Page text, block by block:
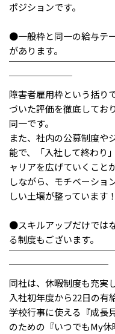
ポジションです。
●一般枠と同一の給与テ
があります。
￣￣￣￣￣￣￣￣￣￣￣
￣￣￣￣￣￣￣
障害者雇用枠という括り
づいた評価を徹底してお
同一です。
また、社内の公募制度や
能で、「入社して終わり
ャリアを広げていくこと
しながら、モチベーショ
しい土壌が整っています！
●スキルアップだけでは
る制度もございます。
￣￣￣￣￣￣￣￣￣￣￣
￣￣￣￣￣￣￣￣￣￣￣
同社は、休暇制度も充実
入社初年度から22日の有
学校行事に使える『成長
のための『いつでもMy
しいたけ生産で実現する
新しい障害者雇用支援サ
法
メ